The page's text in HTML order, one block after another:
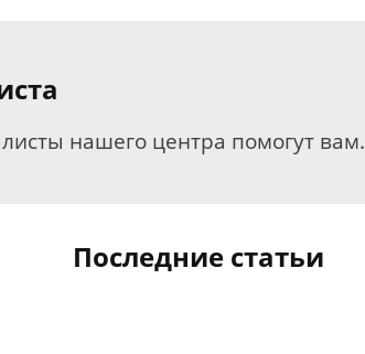
нашего центра помогут вам.
Последние статьи